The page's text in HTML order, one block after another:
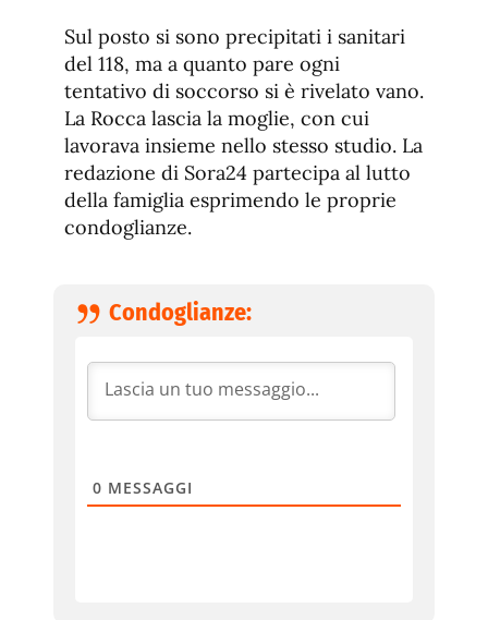
Sul posto si sono precipitati i sanitari
del 118, ma a quanto pare ogni
tentativo di soccorso si è rivelato vano.
La Rocca lascia la moglie, con cui
lavorava insieme nello stesso studio. La
redazione di Sora24 partecipa al lutto
della famiglia esprimendo le proprie
condoglianze.
Condoglianze:
0 MESSAGGI